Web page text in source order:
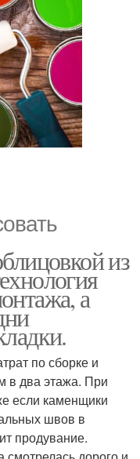
из
а
по сборке и
в два этажа. При
если каменщики
швов в
продувание.